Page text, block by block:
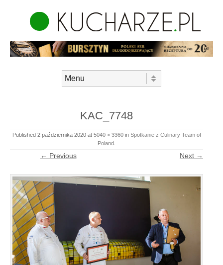
KAC_7748
Published 2 października 2020at 5040 × 3360in Spotkanie z Culinary Team of
Poland
← Previous Next →